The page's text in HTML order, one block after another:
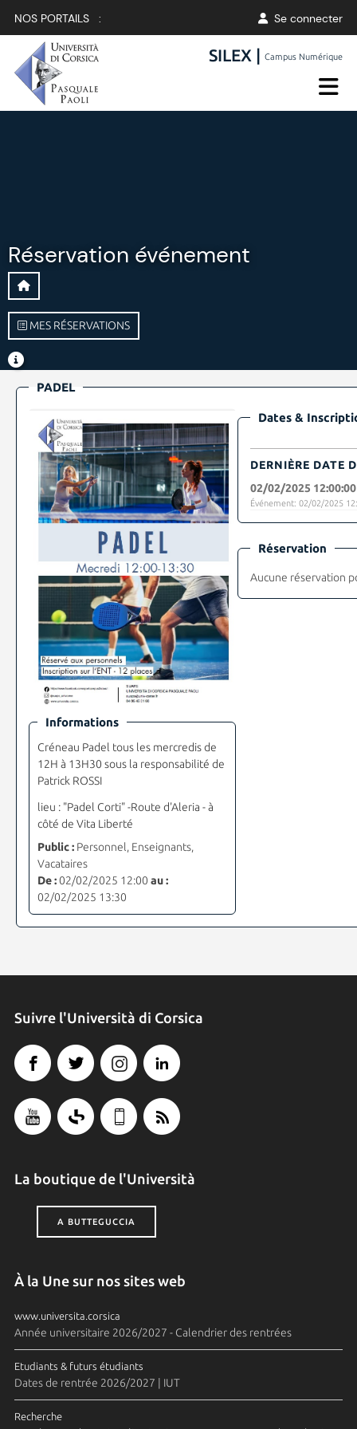
NOS PORTAILS : Se connecter
SILEX |Campus Numérique
Réservation événement
MES RÉSERVATIONS
PADEL
Informations
Créneau Padel tous les mercredis de
12H à 13H30 sous la responsabilité de
Patrick ROSSI
lieu : "Padel Corti" -Route d'Aleria - à
côté de Vita Liberté
Public :Personnel, Enseignants,
Vacataires
De :02/02/2025 12:00 au :
02/02/2025 13:30
Dates &
DERNIÈRE DATE
02/02/2025 12:00:00
Événement: 02/02/2025
Réservation
Aucune réservation
Suivre l'Università di Corsica
La boutique de l'Università
A BUTTEGUCCIA
À la Une sur nos sites web
www.universita.corsica
Année universitaire 2026/2027 - Calendrier des rentrées
Etudiants & futurs étudiants
Dates de rentrée 2026/2027 | IUT
Recherche